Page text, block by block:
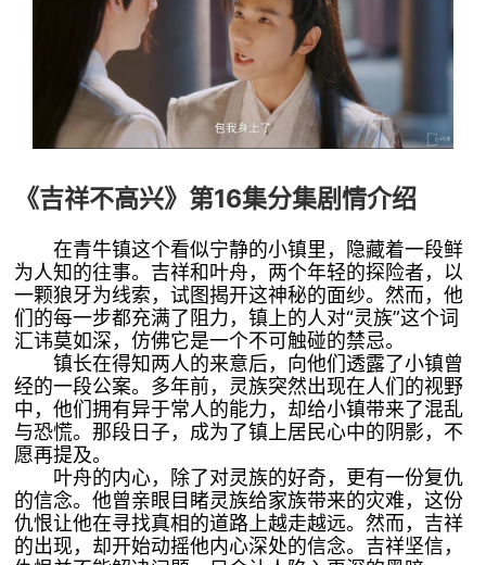
《吉祥不高兴》第16集分集剧情介绍
在青牛镇这个看似宁静的小镇里，隐藏着一段鲜
为人知的往事。吉祥和叶舟，两个年轻的探险者，以
一颗狼牙为线索，试图揭开这神秘的面纱。然而，他
们的每一步都充满了阻力，镇上的人对“灵族”这个词
汇讳莫如深，仿佛它是一个不可触碰的禁忌。
镇长在得知两人的来意后，向他们透露了小镇曾
经的一段公案。多年前，灵族突然出现在人们的视野
中，他们拥有异于常人的能力，却给小镇带来了混乱
与恐慌。那段日子，成为了镇上居民心中的阴影，不
愿再提及。
叶舟的内心，除了对灵族的好奇，更有一份复仇
的信念。他曾亲眼目睹灵族给家族带来的灾难，这份
仇恨让他在寻找真相的道路上越走越远。然而，吉祥
的出现，却开始动摇他内心深处的信念。吉祥坚信，